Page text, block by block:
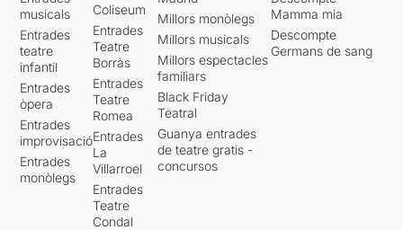
musicals
Entrades
teatre
infantil
Entrades
òpera
Entrades
improvisació
Entrades
monòlegs
Coliseum
Entrades
Teatre
Borràs
Entrades
Teatre
Romea
Entrades
La
Villarroel
Entrades
Teatre
Condal
Millors monòlegs
Millors musicals
Millors espectacles
familiars
Black Friday
Teatral
Guanya entrades
de teatre gratis -
concursos
Mamma mia
Descompte
Germans de sang